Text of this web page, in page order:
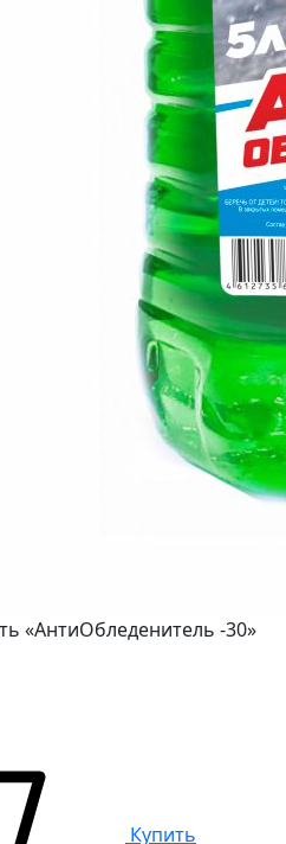
«АнтиОбледенитель -30»
Купить